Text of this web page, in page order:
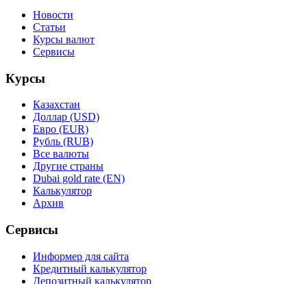
Новости
Статьи
Курсы валют
Сервисы
Курсы
Казахстан
Доллар (USD)
Евро (EUR)
Рубль (RUB)
Все валюты
Другие страны
Dubai gold rate (EN)
Калькулятор
Архив
Сервисы
Информер для сайта
Кредитный калькулятор
Депозитный калькулятор